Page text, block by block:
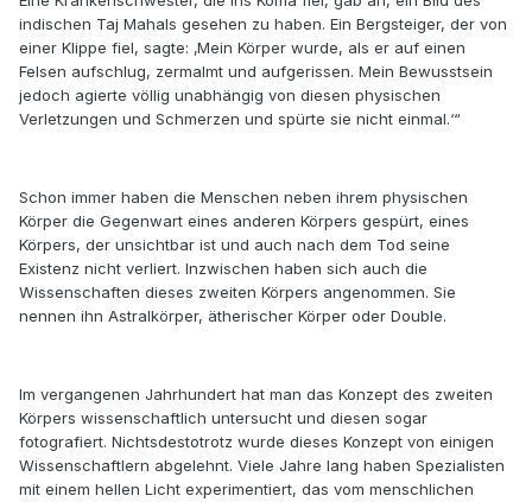
indischen Taj Mahals gesehen zu haben. Ein Bergsteiger, der von
einer Klippe fiel, sagte: ‚Mein Körper wurde, als er auf einen
Felsen aufschlug, zermalmt und aufgerissen. Mein Bewusstsein
jedoch agierte völlig unabhängig von diesen physischen
Verletzungen und Schmerzen und spürte sie nicht einmal.‘“
Schon immer haben die Menschen neben ihrem physischen
Körper die Gegenwart eines anderen Körpers gespürt, eines
Körpers, der unsichtbar ist und auch nach dem Tod seine
Existenz nicht verliert. Inzwischen haben sich auch die
Wissenschaften dieses zweiten Körpers angenommen. Sie
nennen ihn Astralkörper, ätherischer Körper oder Double.
Im vergangenen Jahrhundert hat man das Konzept des zweiten
Körpers wissenschaftlich untersucht und diesen sogar
fotografiert. Nichtsdestotrotz wurde dieses Konzept von einigen
Wissenschaftlern abgelehnt. Viele Jahre lang haben Spezialisten
mit einem hellen Licht experimentiert, das vom menschlichen